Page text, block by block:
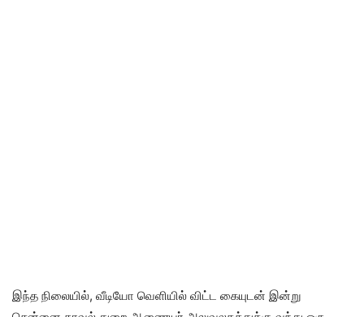
இந்த நிலையில், வீடியோ வெளியில் விட்ட கையுடன் இன்று